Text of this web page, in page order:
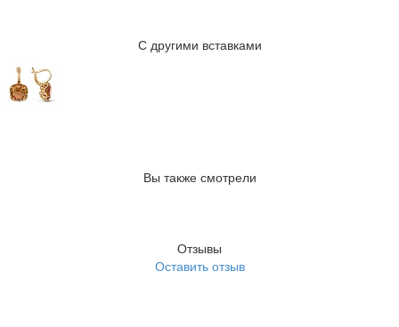
С другими вставками
Вы также смотрели
Отзывы
Оставить отзыв